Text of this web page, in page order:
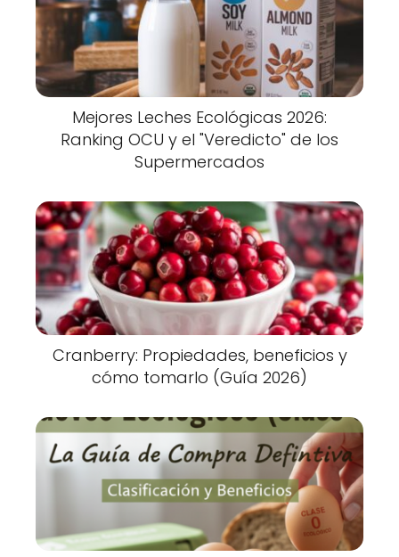
Mejores Leches Ecológicas 2026:
Ranking OCU y el "Veredicto" de los
Supermercados
Cranberry: Propiedades, beneficios y
cómo tomarlo (Guía 2026)